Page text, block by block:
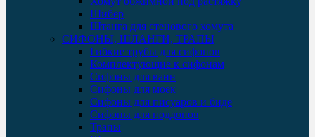
Шибер
Штанга для стенового хомута
СИФОНЫ, ШЛАНГИ, ТРАПЫ
Гибкие трубы для сифонов
Комплектующие к сифонам
Сифоны для ванн
Сифоны для моек
Сифоны для писуаров и биде
Сифоны для поддонов
Трапы